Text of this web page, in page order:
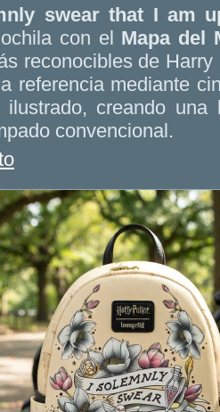
swear that I am
con el Mapa del
reconocibles de
referencia mediante
creando una
convencional.